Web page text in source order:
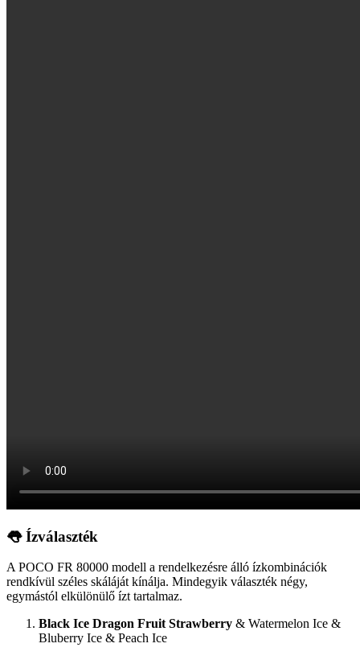
👅 Ízválaszték
A POCO FR 80000 modell a rendelkezésre álló ízkombinációk
rendkívül széles skáláját kínálja. Mindegyik választék négy,
egymástól elkülönülő ízt tartalmaz.
Black Ice Dragon Fruit Strawberry & Watermelon Ice &
Bluberry Ice & Peach Ice